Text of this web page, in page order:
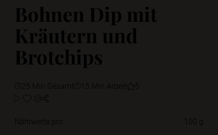
Bohnen Dip mit
Kräutern und
Brotchips
25 Min Gesamt 15 Min Arbeit 5
Nährwerte pro
100 g